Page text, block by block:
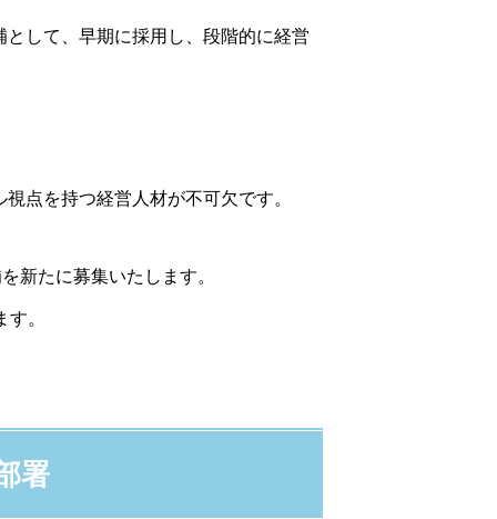
して、早期に採用し、段階的に経営
点を持つ経営人材が不可欠です。
新たに募集いたします。
。
署